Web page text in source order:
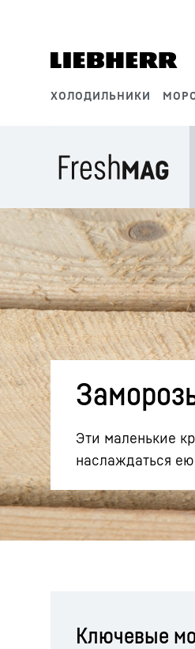
ХОЛОДИЛЬНИКИ
Подробнее о
Эти маленькие
наслаждаться
Ключевые